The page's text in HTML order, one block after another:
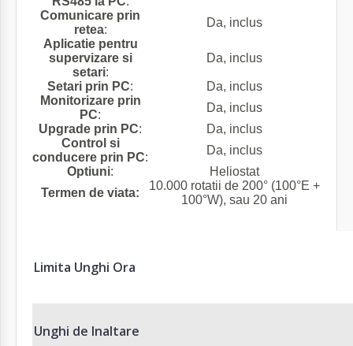
Comunicare prin
retea:
Da, inclus
Aplicatie pentru
supervizare si
setari:
Da, inclus
Setari prin PC:
Da, inclus
Monitorizare prin
PC:
Da, inclus
Upgrade prin PC:
Da, inclus
Control si
conducere prin PC:
Da, inclus
Optiuni:
Heliostat
Termen de viata:
10.000 rotatii de 200° (100°E +
100°W), sau 20 ani
Limita Unghi Ora
Unghi de Inaltare